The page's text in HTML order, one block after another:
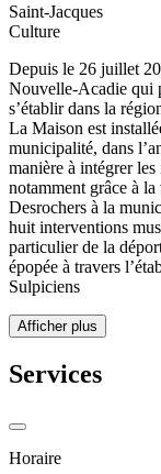
Saint-Jacques
Culture
Depuis le 26 juillet
Nouvelle-Acadie qui
s’établir dans la
La Maison est
municipalité, dans
manière à intégrer
notamment grâce à
Desrochers à la
huit interventions
particulier de la
épopée à travers
Sulpiciens
Afficher plus
Services
Horaire